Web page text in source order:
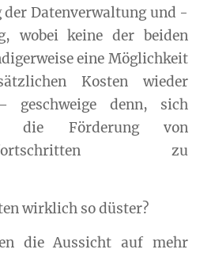
Datenverwaltung und -
wobei keine der beiden
eine Möglichkeit
Kosten wieder
geschweige denn, sich
die Förderung von
zu
wirklich so düster?
die Aussicht auf mehr